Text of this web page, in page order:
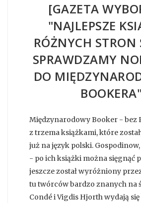
[GAZETA
"NAJLEPSZE
RÓŻNYCH STRON
SPRAWDZAMY
DO
BOOKERA"
Międzynarodowy Booker - bez
z trzema książkami, które
już na język polski.
- po ich książki można sięgnąć
jeszcze został wyróżniony
tu twórców bardzo znanych na
Condé i Vigdis Hjorth wydają się